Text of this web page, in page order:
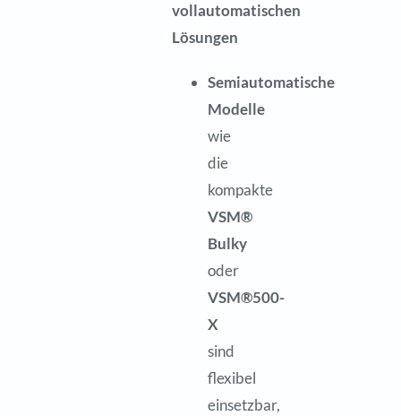
vollautomatischen
Lösungen
Semiautomatische
Modelle
wie
die
kompakte
VSM®
Bulky
oder
VSM®500-
X
sind
flexibel
einsetzbar,